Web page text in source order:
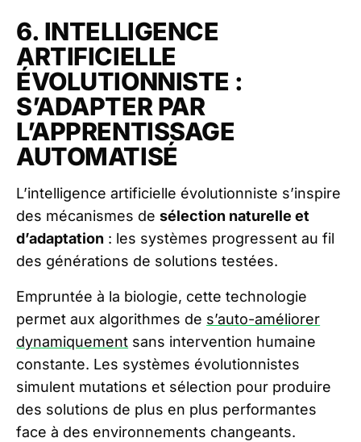
6. INTELLIGENCE
ARTIFICIELLE
ÉVOLUTIONNISTE :
S’ADAPTER PAR
L’APPRENTISSAGE
AUTOMATISÉ
L’intelligence artificielle évolutionniste s’inspire
des mécanismes desélection naturelle et
d’adaptation : les systèmes progressent au fil
des générations de solutions testées.
Empruntée à la biologie, cette technologie
permet aux algorithmes de s’auto-améliorer
dynamiquement sans intervention humaine
constante. Les systèmes évolutionnistes
simulent mutations et sélection pour produire
des solutions de plus en plus performantes
face à des environnements changeants.